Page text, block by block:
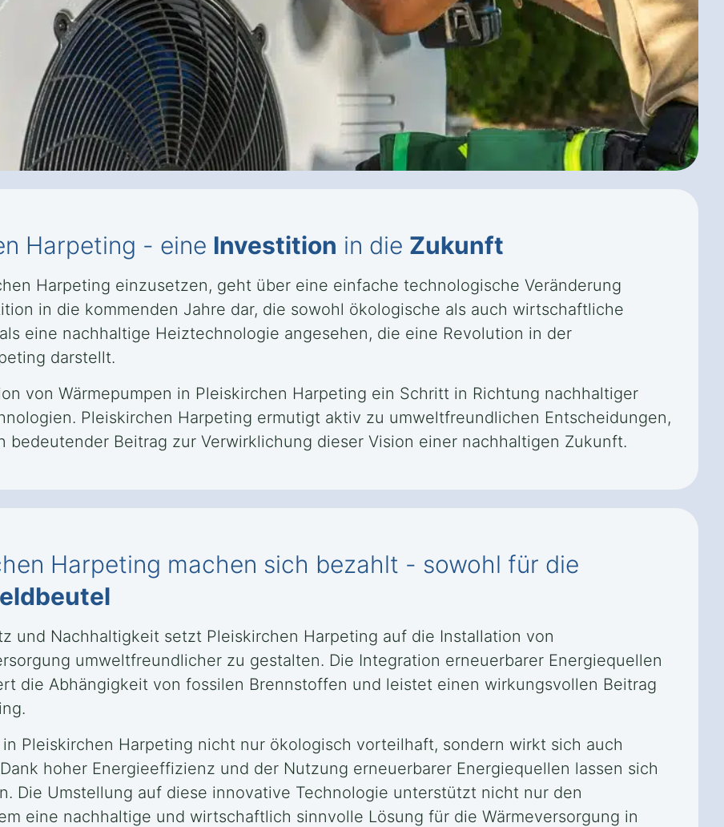
Harpeting - eine Investition in die Zukunft
Harpeting einzusetzen, geht über eine einfache technologische Veränderung
in die kommenden Jahre dar, die sowohl ökologische als auch wirtschaftliche
eine nachhaltige Heiztechnologie angesehen, die eine Revolution in der
darstellt.
von Wärmepumpen in Pleiskirchen Harpeting ein Schritt in Richtung nachhaltiger
Pleiskirchen Harpeting ermutigt aktiv zu umweltfreundlichen Entscheidungen,
bedeutender Beitrag zur Verwirklichung dieser Vision einer nachhaltigen Zukunft.
Harpeting machen sich bezahlt - sowohl für die
und Nachhaltigkeit setzt Pleiskirchen Harpeting auf die Installation von
umweltfreundlicher zu gestalten. Die Integration erneuerbarer Energiequellen
die Abhängigkeit von fossilen Brennstoffen und leistet einen wirkungsvollen Beitrag
Pleiskirchen Harpeting nicht nur ökologisch vorteilhaft, sondern wirkt sich auch
hoher Energieeffizienz und der Nutzung erneuerbarer Energiequellen lassen sich
Die Umstellung auf diese innovative Technologie unterstützt nicht nur den
eine nachhaltige und wirtschaftlich sinnvolle Lösung für die Wärmeversorgung in